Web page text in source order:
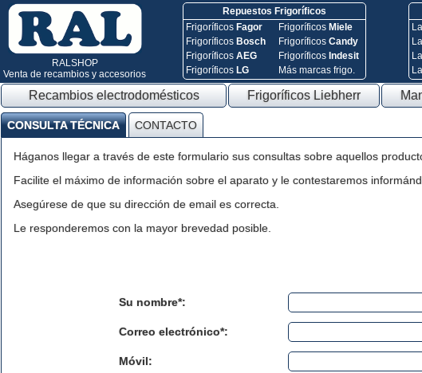
RALSHOP
Venta de recambios y accesorios
Repuestos Frigoríficos
Frigoríficos Fagor
Frigoríficos Bosch
FrigoríficosAEG
Frigoríficos LG
Frigoríficos Miele
FrigoríficosCandy
Frigoríficos Indesit
Más marcas frigo.
Recambios electrodomésticos Frigoríficos Liebherr
CONSULTA TÉCNICA CONTACTO
Háganos llegar a través de este formulario sus consultas sobre aquellos
Facilite el máximo de información sobre el aparato y le contestaremos
Asegúrese de que su dirección de email es correcta.
Le responderemos con la mayor brevedad posible.
Su nombre*:
Correo electrónico*:
Móvil: